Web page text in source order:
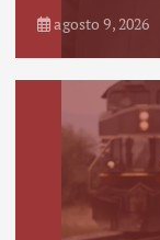
agosto 9, 2026